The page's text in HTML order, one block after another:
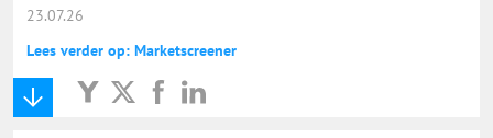
23.07.26
Lees verder op: Marketscreener